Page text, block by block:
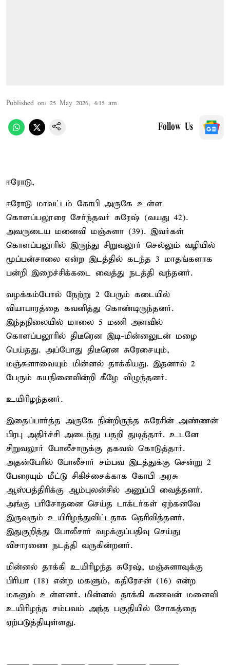
Published on: 25 May 2026, 4:15 am
Follow Us
ஈரோடு,
ஈரோடு மாவட்டம் கோபி அருகே உள்ள
கொளப்பலூரை சேர்ந்தவர் சுரேஷ் (வயது 42).
அவருடைய மனைவி மஞ்சுளா (39). இவர்கள்
கொளப்பலூரில் இருந்து சிறுவலூர் செல்லும் வழியில்
மூப்பன்சாலை என்ற இடத்தில் கடந்த 3 மாதங்களாக
பன்றி இறைச்சிக்கடை வைத்து நடத்தி வந்தனர்.
வழக்கம்போல் நேற்று 2 பேரும் கடையில்
வியாபாரத்தை கவனித்து கொண்டிருந்தனர்.
இந்தநிலையில் மாலை 5 மணி அளவில்
கொளப்பலூரில் திடீரென இடி-மின்னலுடன் மழை
பெய்தது. அப்போது திடீரென சுரேசையும்,
மஞ்சுளாவையும் மின்னல் தாக்கியது. இதனால் 2
பேரும் சுயநினைவின்றி கீழே விழுந்தனர்.
உயிரிழந்தனர்.
இதைப்பார்த்த அருகே நின்றிருந்த சுரேசின் அண்ணன்
பிரபு அதிர்ச்சி அடைந்து பதறி துடித்தார். உடனே
சிறுவலூர் போலீசாருக்கு தகவல் கொடுத்தார்.
அதன்பேரில் போலீசார் சம்பவ இடத்துக்கு சென்று 2
பேரையும் மீட்டு சிகிச்சைக்காக கோபி அரசு
ஆஸ்பத்திரிக்கு ஆம்புலன்சில் அனுப்பி வைத்தனர்.
அங்கு பரிசோதனை செய்த டாக்டர்கள் ஏற்கனவே
இருவரும் உயிரிழந்துவிட்டதாக தெரிவித்தனர்.
இதுகுறித்து போலீசார் வழக்குப்பதிவு செய்து
விசாரணை நடத்தி வருகின்றனர்.
மின்னல் தாக்கி உயிரிழந்த சுரேஷ், மஞ்சுளாவுக்கு
பிரியா (18) என்ற மகளும், கதிரேசன் (16) என்ற
மகனும் உள்ளனர். மின்னல் தாக்கி கணவன் மனைவி
உயிரிழந்த சம்பவம் அந்த பகுதியில் சோகத்தை
ஏற்படுத்தியுள்ளது.